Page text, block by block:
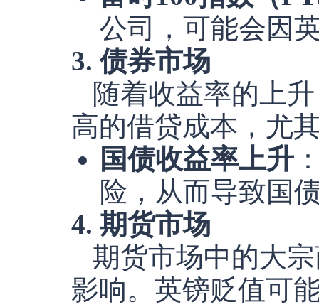
公司，可能会因
3. 债券市场
随着收益率的上
高的借贷成本，尤
国债收益率上升
险，从而导致国
4. 期货市场
期货市场中的大
影响。英镑贬值可